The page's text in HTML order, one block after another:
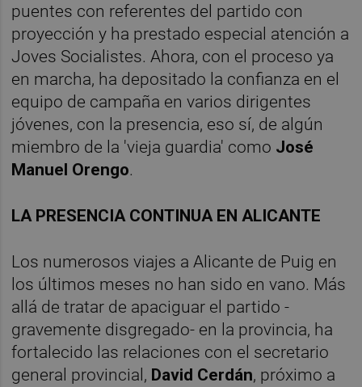
puentes con referentes del partido con
proyección y ha prestado especial atención a
Joves Socialistes. Ahora, con el proceso ya
en marcha, ha depositado la confianza en el
equipo de campaña en varios dirigentes
jóvenes, con la presencia, eso sí, de algún
miembro de la 'vieja guardia' como José
Manuel Orengo.
LA PRESENCIA CONTINUA EN ALICANTE
Los numerosos viajes a Alicante de Puig en
los últimos meses no han sido en vano. Más
allá de tratar de apaciguar el partido -
gravemente disgregado- en la provincia, ha
fortalecido las relaciones con el secretario
general provincial, David Cerdán, próximo a